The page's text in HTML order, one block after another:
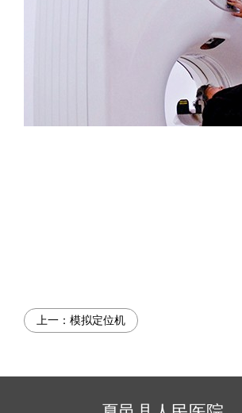
上一： 模拟定位机